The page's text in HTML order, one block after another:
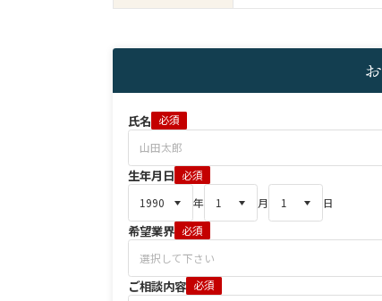
氏名 必須
生年月日 必須
年
月 日
希望業界 必須
ご相談内容 必須